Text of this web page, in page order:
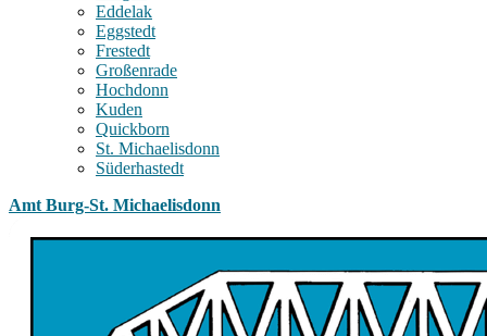
Eddelak
Eggstedt
Frestedt
Großenrade
Hochdonn
Kuden
Quickborn
St. Michaelisdonn
Süderhastedt
Amt Burg-St. Michaelisdonn